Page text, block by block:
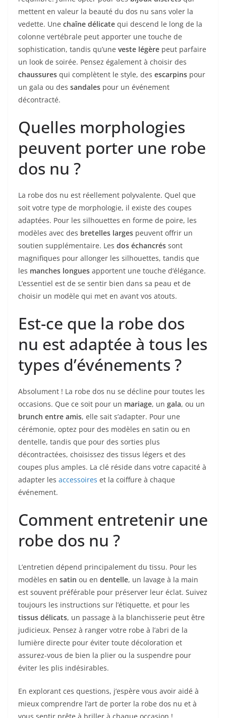
mettent en valeur la beauté du dos nu sans voler la
vedette. Une chaîne délicate qui descend le long de la
colonne vertébrale peut apporter une touche de
sophistication, tandis qu’une veste légère peut parfaire
un look de soirée. Pensez également à choisir des
chaussures qui complètent le style, des escarpins pour
un gala ou des sandales pour un événement
décontracté.
Quelles morphologies
peuvent porter une robe
dos nu ?
La robe dos nu est réellement polyvalente. Quel que
soit votre type de morphologie, il existe des coupes
adaptées. Pour les silhouettes en forme de poire, les
modèles avec des bretelles larges peuvent offrir un
soutien supplémentaire. Les dos échancrés sont
magnifiques pour allonger les silhouettes, tandis que
les manches longues apportent une touche d’élégance.
L’essentiel est de se sentir bien dans sa peau et de
choisir un modèle qui met en avant vos atouts.
Est-ce que la robe dos
nu est adaptée à tous les
types d’événements ?
Absolument ! La robe dos nu se décline pour toutes les
occasions. Que ce soit pour un mariage, un gala, ou un
brunch entre amis, elle sait s’adapter. Pour une
cérémonie, optez pour des modèles en satin ou en
dentelle, tandis que pour des sorties plus
décontractées, choisissez des tissus légers et des
coupes plus amples. La clé réside dans votre capacité à
adapter les accessoires et la coiffure à chaque
événement.
Comment entretenir une
robe dos nu ?
L’entretien dépend principalement du tissu. Pour les
modèles en satin ou en dentelle, un lavage à la main
est souvent préférable pour préserver leur éclat. Suivez
toujours les instructions sur l’étiquette, et pour les
tissus délicats, un passage à la blanchisserie peut être
judicieux. Pensez à ranger votre robe à l’abri de la
lumière directe pour éviter toute décoloration et
assurez-vous de bien la plier ou la suspendre pour
éviter les plis indésirables.
En explorant ces questions, j’espère vous avoir aidé à
mieux comprendre l’art de porter la robe dos nu et à